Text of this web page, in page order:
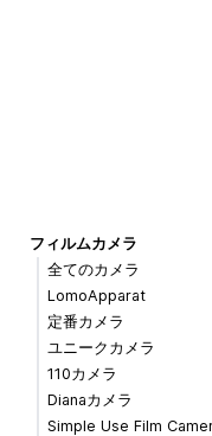
フィルムカメラ
全てのカメラ
LomoApparat
定番カメラ
ユニークカメラ
110カメラ
Dianaカメラ
Simple Use Film